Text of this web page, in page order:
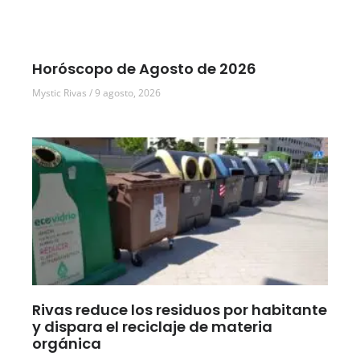
Horóscopo de Agosto de 2026
Mystic Rivas 9 agosto, 2026
Rivas reduce los residuos por habitante
y dispara el reciclaje de materia
orgánica